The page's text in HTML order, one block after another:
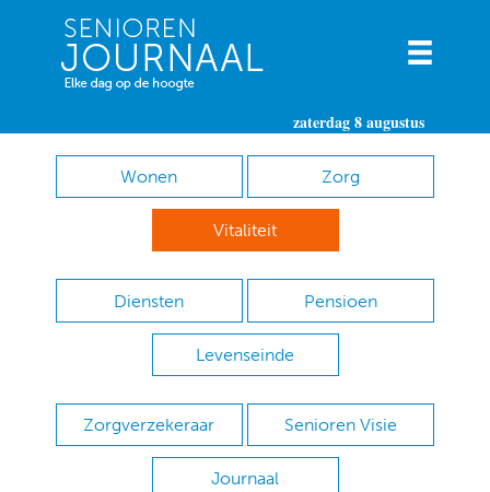
zaterdag 8 augustus
Wonen Zorg
Vitaliteit
Diensten Pensioen
Levenseinde
Zorgverzekeraar Senioren Visie
Journaal